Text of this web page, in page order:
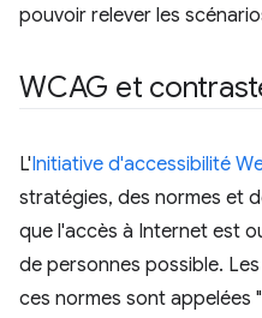
pouvoir relever les
WCAG et
L'Initiative d'accessibilité
stratégies, des normes et
que l'accès à Internet est
de personnes possible.
ces normes sont appelées